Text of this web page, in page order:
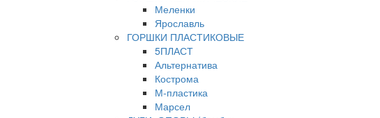
Меленки
Ярославль
ГОРШКИ ПЛАСТИКОВЫЕ
5ПЛАСТ
Альтернатива
Кострома
М-пластика
Марсел